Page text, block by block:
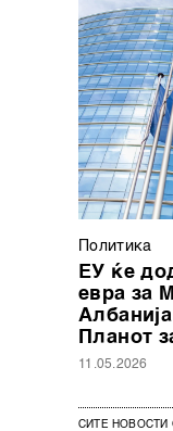
Политика
ЕУ ќе
евра за
Планот
11.05.2026
СИТЕ НОВОСТИ